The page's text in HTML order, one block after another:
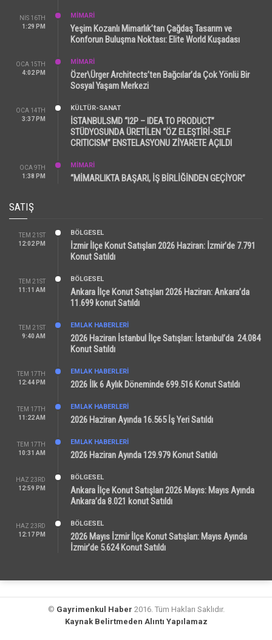
NIS 16TH
1:29 PM
MİMARİ
Yeşim Kozanlı Mimarlık’tan Çağdaş Tasarım ve
Konforun Buluşma Noktası: Elite World Kuşadası
OCA 15TH
4:02 PM
MİMARİ
Özer\Ürger Architects’ten Bağcılar’da Çok Yönlü Bir
Sosyal Yaşam Merkezi
OCA 14TH
3:37 PM
KÜLTÜR-SANAT
İSTANBULSMD “I2P – IDEA TO PRODUCT”
STÜDYOSUNDA ÜRETİLEN “ÖZ ELEŞTİRİ-SELF
CRITICISM” ENSTELASYONU ZİYARETE AÇILDI
OCA 9TH
1:38 PM
MİMARİ
“MİMARLIKTA BAŞARI, İŞ BİRLİĞİNDEN GEÇİYOR”
SATIŞ
TEM 21ST
12:02 PM
BÖLGESEL
İzmir İlçe Konut Satışları 2026 Haziran: İzmir’de 7.791
Konut Satıldı
TEM 21ST
11:11 AM
BÖLGESEL
Ankara İlçe Konut Satışları 2026 Haziran: Ankara’da
11.699 konut Satıldı
TEM 21ST
9:40 AM
EMLAK HABERLERI
2026 Haziran İstanbul İlçe Satışları: İstanbul’da 24.084
Konut Satıldı
TEM 17TH
12:44 PM
EMLAK HABERLERI
2026 İlk 6 Aylık Döneminde 699.516 Konut Satıldı
TEM 17TH
11:22 AM
EMLAK HABERLERI
2026 Haziran Ayında 16.565 İş Yeri Satıldı
TEM 17TH
10:31 AM
EMLAK HABERLERI
2026 Haziran Ayında 129.979 Konut Satıldı
HAZ 23RD
12:59 PM
BÖLGESEL
Ankara İlçe Konut Satışları 2026 Mayıs: Mayıs Ayında
Ankara’da 8.021 konut Satıldı
HAZ 23RD
12:17 PM
BÖLGESEL
2026 Mayıs İzmir İlçe Konut Satışları: Mayıs Ayında
İzmir’de 5.624 Konut Satıldı
© Gayrimenkul Haber 2016. Tüm Hakları Saklıdır.
Kaynak Belirtmeden Alıntı Yapılamaz